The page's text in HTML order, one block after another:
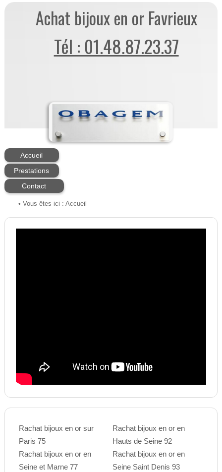
Achat bijoux en or Favrieux
Tél : 01.48.87.23.37
Accueil
Prestations
Contact
• Vous êtes ici : Accueil
Rachat bijoux en or sur
Paris 75
Rachat bijoux en or en
Seine et Marne 77
Rachat bijoux en or en
Hauts de Seine 92
Rachat bijoux en or en
Seine Saint Denis 93